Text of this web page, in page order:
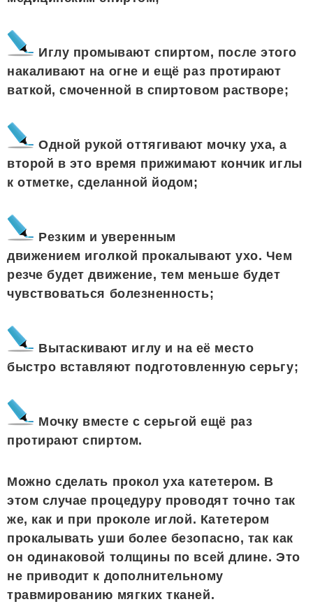
Иглу промывают спиртом, после этого
накаливают на огне и ещё раз протирают
ваткой, смоченной в спиртовом растворе;
Одной рукой оттягивают мочку уха, а
второй в это время прижимают кончик иглы
к отметке, сделанной йодом;
Резким и уверенным
движением иголкой прокалывают ухо. Чем
резче будет движение, тем меньше будет
чувствоваться болезненность;
Вытаскивают иглу и на её место
быстро вставляют подготовленную серьгу;
Мочку вместе с серьгой ещё раз
протирают спиртом.
Можно сделать прокол уха катетером. В
этом случае процедуру проводят точно так
же, как и при проколе иглой. Катетером
прокалывать уши более безопасно, так как
он одинаковой толщины по всей длине. Это
не приводит к дополнительному
травмированию мягких тканей.